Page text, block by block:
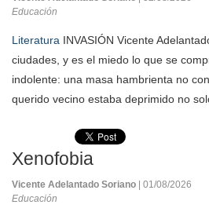
Educación
Literatura INVASIÓN Vicente
ciudades, y es el miedo lo que se
indolente: una masa hambrienta no
querido vecino estaba deprimido no
Xenofobia
Vicente Adelantado Soriano
| 01/08/2026
Educación